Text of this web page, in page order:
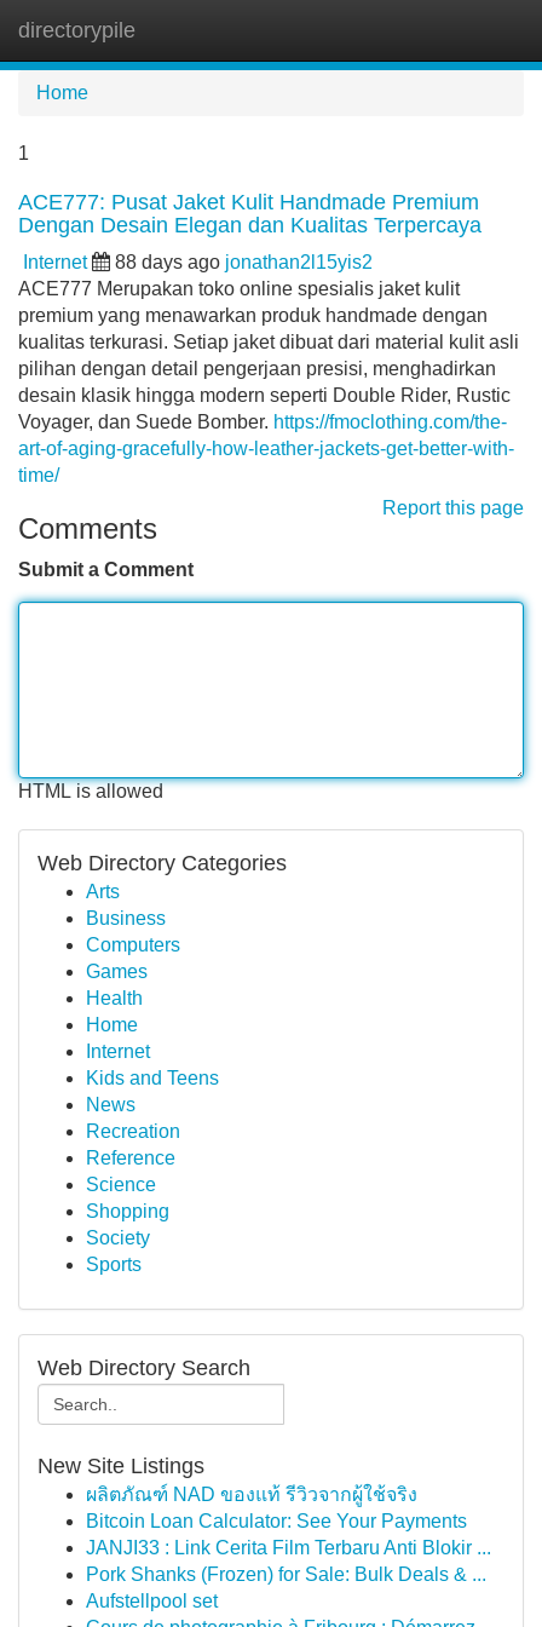
directorypile
Home
1
ACE777: Pusat Jaket Kulit Handmade Premium
Dengan Desain Elegan dan Kualitas Terpercaya
Internet 88 days ago jonathan2l15yis2
ACE777 Merupakan toko online spesialis jaket kulit
premium yang menawarkan produk handmade dengan
kualitas terkurasi. Setiap jaket dibuat dari material kulit asli
pilihan dengan detail pengerjaan presisi, menghadirkan
desain klasik hingga modern seperti Double Rider, Rustic
Voyager, dan Suede Bomber. https://fmoclothing.com/the-
art-of-aging-gracefully-how-leather-jackets-get-better-with-
time/
Report this page
Comments
Submit a Comment
HTML is allowed
Web Directory Categories
Arts
Business
Computers
Games
Health
Home
Internet
Kids and Teens
News
Recreation
Reference
Science
Shopping
Society
Sports
Web Directory Search
New Site Listings
ผลิตภัณฑ์ NAD ของแท้ รีวิวจากผู้ใช้จริง
Bitcoin Loan Calculator: See Your Payments
JANJI33 : Link Cerita Film Terbaru Anti Blokir ...
Pork Shanks (Frozen) for Sale: Bulk Deals & ...
Aufstellpool set